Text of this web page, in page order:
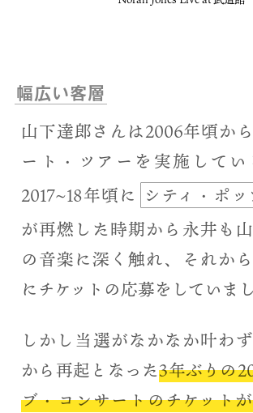
幅広い客層
山下達郎さんは2006年頃か
ート・ツアーを実施してい
2017~18年頃に シティ・ポ
が再燃した時期から永井も
の音楽に深く触れ、それか
にチケットの応募をしていまし
しかし当選がなかなか叶わ
から再起となった3年ぶりの
ブ・コンサートのチケット